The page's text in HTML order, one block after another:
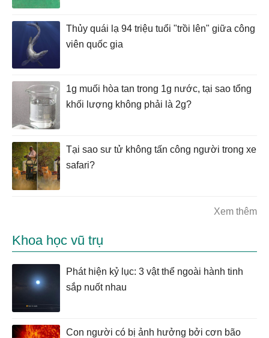
Thủy quái lạ 94 triệu tuổi "trồi lên" giữa công
viên quốc gia
1g muối hòa tan trong 1g nước, tại sao tổng
khối lượng không phải là 2g?
Tại sao sư tử không tấn công người trong xe
safari?
Xem thêm
Khoa học vũ trụ
Phát hiện kỷ lục: 3 vật thể ngoài hành tinh
sắp nuốt nhau
Con người có bị ảnh hưởng bởi cơn bão